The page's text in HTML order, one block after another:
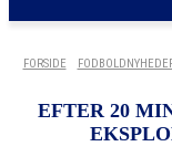
FORSIDE
EFTER 20